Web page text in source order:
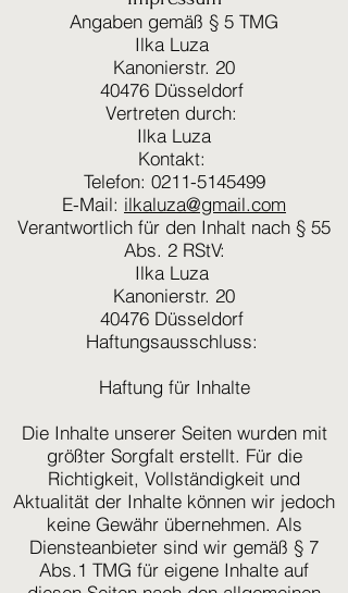
Angaben gemäß § 5 TMG
Ilka Luza
Kanonierstr. 20
40476 Düsseldorf
Vertreten durch:
Ilka Luza
Kontakt:
Telefon: 0211-5145499
E-Mail: ilkaluza@gmail.com
Verantwortlich für den Inhalt nach § 55
Abs. 2 RStV:
Ilka Luza
Kanonierstr. 20
40476 Düsseldorf
Haftungsausschluss:
Haftung für Inhalte
Die Inhalte unserer Seiten wurden mit
größter Sorgfalt erstellt. Für die
Richtigkeit, Vollständigkeit und
Aktualität der Inhalte können wir jedoch
keine Gewähr übernehmen. Als
Diensteanbieter sind wir gemäß § 7
Abs.1 TMG für eigene Inhalte auf